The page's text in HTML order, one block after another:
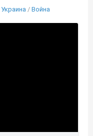
Украина / Война